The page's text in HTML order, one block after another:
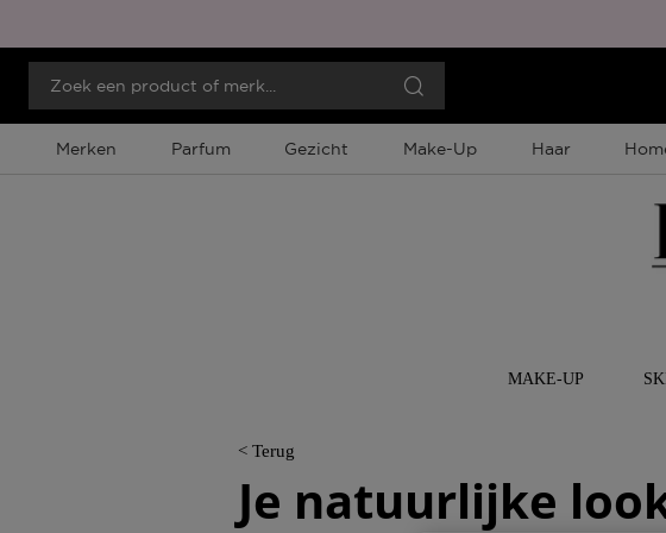
Merken Parfum Gezicht Make-Up Haar
MAKE-UP
< Terug
Je natuurlijke